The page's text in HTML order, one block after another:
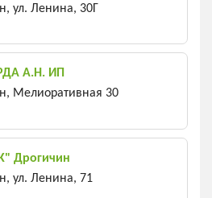
ул. Ленина, 30Г
А.Н. ИП
Мелиоративная 30
Дрогичин
ул. Ленина, 71